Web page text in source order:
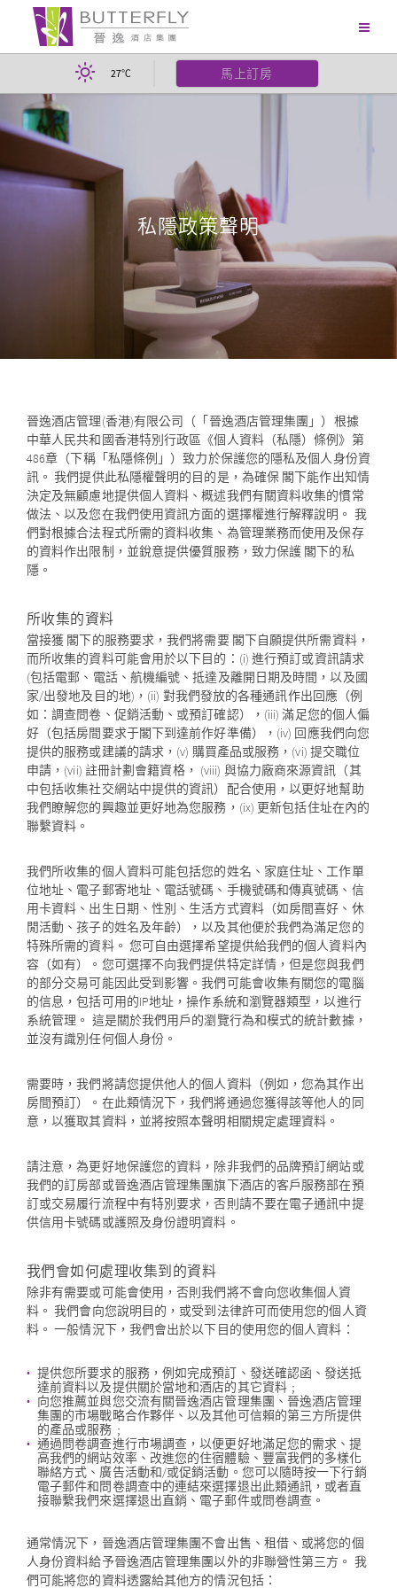
27℃ 馬上訂房
私隱政策聲明
晉逸酒店管理(香港)有限公司（「晉逸酒店管理集團」）根據
中華人民共和國香港特別行政區《個人資料（私隱）條例》第
486章（下稱「私隱條例」）致力於保護您的隱私及個人身份資
訊。 我們提供此私隱權聲明的目的是，為確保 閣下能作出知情
決定及無顧慮地提供個人資料、概述我們有關資料收集的慣常
做法、以及您在我們使用資訊方面的選擇權進行解釋說明。 我
們對根據合法程式所需的資料收集、為管理業務而使用及保存
的資料作出限制，並銳意提供優質服務，致力保護 閣下的私
隱。
所收集的資料
當接獲 閣下的服務要求，我們將需要 閣下自願提供所需資料，
而所收集的資料可能會用於以下目的：(i) 進行預訂或資訊請求
(包括電郵、電話、航機編號、抵達及離開日期及時間，以及國
家/出發地及目的地)，(ii) 對我們發放的各種通訊作出回應（例
如：調查問卷、促銷活動、或預訂確認），(iii) 滿足您的個人偏
好（包括房間要求于閣下到達前作好準備），(iv) 回應我們向您
提供的服務或建議的請求，(v) 購買產品或服務，(vi) 提交職位
申請，(vii) 註冊計劃會籍資格， (viii) 與協力廠商來源資訊（其
中包括收集社交網站中提供的資訊）配合使用，以更好地幫助
我們瞭解您的興趣並更好地為您服務，(ix) 更新包括住址在內的
聯繫資料。
我們所收集的個人資料可能包括您的姓名、家庭住址、工作單
位地址、電子郵寄地址、電話號碼、手機號碼和傳真號碼、信
用卡資料、出生日期、性別、生活方式資料（如房間喜好、休
閒活動、孩子的姓名及年齡），以及其他便於我們為滿足您的
特殊所需的資料。 您可自由選擇希望提供給我們的個人資料內
容（如有）。您可選擇不向我們提供特定詳情，但是您與我們
的部分交易可能因此受到影響。我們可能會收集有關您的電腦
的信息，包括可用的IP地址，操作系統和瀏覽器類型，以進行
系統管理。 這是關於我們用戶的瀏覽行為和模式的統計數據，
並沒有識別任何個人身份。
需要時，我們將請您提供他人的個人資料（例如，您為其作出
房間預訂）。在此類情況下，我們將通過您獲得該等他人的同
意，以獲取其資料，並將按照本聲明相關規定處理資料。
請注意，為更好地保護您的資料，除非我們的品牌預訂網站或
我們的訂房部或晉逸酒店管理集團旗下酒店的客戶服務部在預
訂或交易履行流程中有特別要求，否則請不要在電子通訊中提
供信用卡號碼或護照及身份證明資料。
我們會如何處理收集到的資料
除非有需要或可能會使用，否則我們將不會向您收集個人資
料。 我們會向您說明目的，或受到法律許可而使用您的個人資
料。 一般情況下，我們會出於以下目的使用您的個人資料：
提供您所要求的服務，例如完成預訂、發送確認函、發送抵
達前資料以及提供關於當地和酒店的其它資料﹔
向您推薦並與您交流有關晉逸酒店管理集團、晉逸酒店管理
集團的市場戰略合作夥伴、以及其他可信賴的第三方所提供
的產品或服務﹔
通過問卷調查進行市場調查，以便更好地滿足您的需求、提
高我們的網站效率、改進您的住宿體驗、豐富我們的多樣化
聯絡方式、廣告活動和/或促銷活動。您可以隨時按一下行銷
電子郵件和問卷調查中的連結來選擇退出此類通訊，或者直
接聯繫我們來選擇退出直銷、電子郵件或問卷調查。
通常情況下，晉逸酒店管理集團不會出售、租借、或將您的個
人身份資料給予晉逸酒店管理集團以外的非聯營性第三方。 我
們可能將您的資料透露給其他方的情況包括：